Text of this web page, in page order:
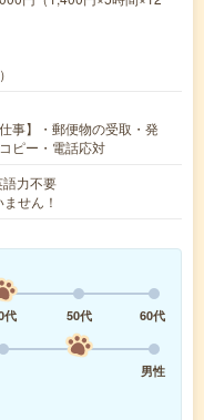
事】・郵便物の受取・発
ピー・電話応対
力不要
せん！
代 50代
60代
男性